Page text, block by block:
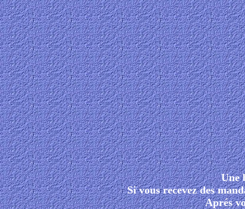
Une
Si vous recevez des
Aprés